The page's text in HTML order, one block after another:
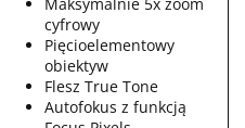
cyfrowy
Pięcioelementowy
obiektyw
Flesz True Tone
Autofokus z funkcją